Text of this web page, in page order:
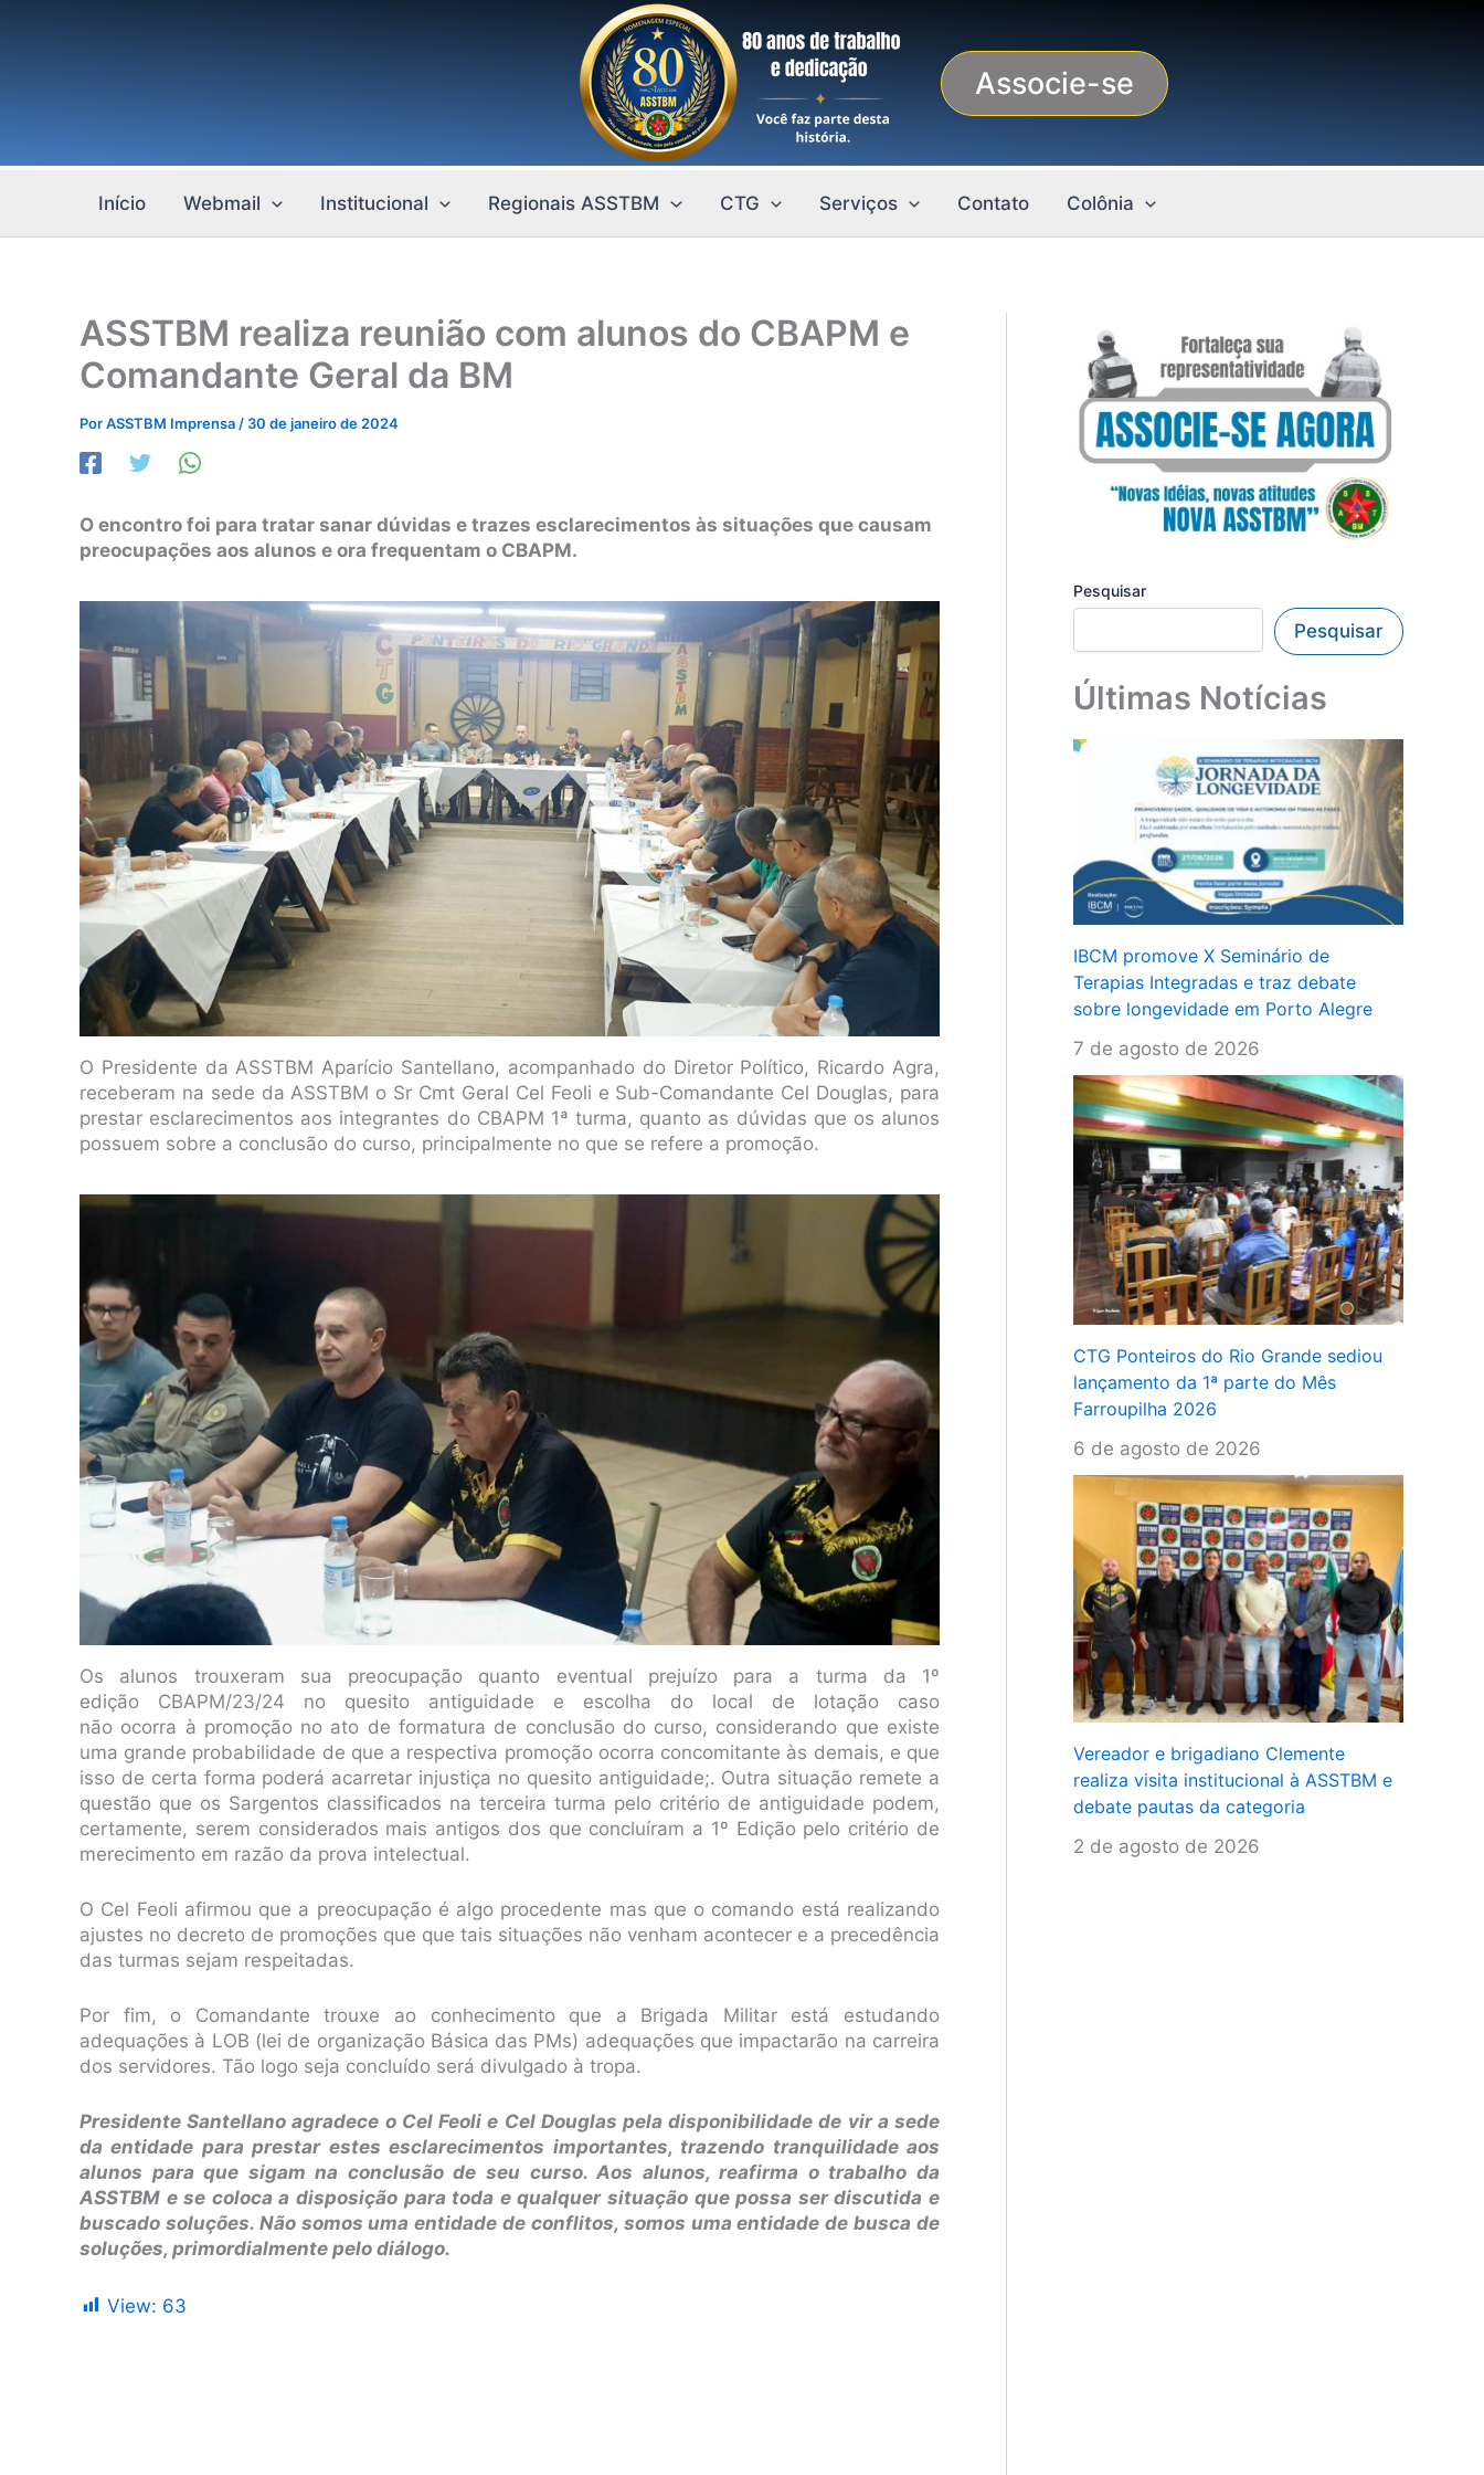
Associe-se
Início Webmail Institucional Regionais ASSTBM CTG Serviços Contato Colônia
ASSTBM realiza reunião com alunos do CBAPM e
Comandante Geral da BM
PorASSTBM Imprensa / 30 de janeiro de 2024
O encontro foi para tratar sanar dúvidas e trazes esclarecimentos às situações que causam
preocupações aos alunos e ora frequentam o CBAPM.
O Presidente da ASSTBM Aparício Santellano, acompanhado do Diretor Político, Ricardo Agra,
receberam na sede da ASSTBM o Sr Cmt Geral Cel Feoli e Sub-Comandante Cel Douglas, para
prestar esclarecimentos aos integrantes do CBAPM 1ª turma, quanto as dúvidas que os alunos
possuem sobre a conclusão do curso, principalmente no que se refere a promoção.
Os alunos trouxeram sua preocupação quanto eventual prejuízo para a turma da 1º
edição CBAPM/23/24 no quesito antiguidade e escolha do local de lotação caso
não ocorra à promoção no ato de formatura de conclusão do curso, considerando que existe
uma grande probabilidade de que a respectiva promoção ocorra concomitante às demais, e que
isso de certa forma poderá acarretar injustiça no quesito antiguidade;. Outra situação remete a
questão que os Sargentos classificados na terceira turma pelo critério de antiguidade podem,
certamente, serem considerados mais antigos dos que concluíram a 1º Edição pelo critério de
merecimento em razão da prova intelectual.
O Cel Feoli afirmou que a preocupação é algo procedente mas que o comando está realizando
ajustes no decreto de promoções que que tais situações não venham acontecer e a precedência
das turmas sejam respeitadas.
Por fim, o Comandante trouxe ao conhecimento que a Brigada Militar está estudando
adequações à LOB (lei de organização Básica das PMs) adequações que impactarão na carreira
dos servidores. Tão logo seja concluído será divulgado à tropa.
Presidente Santellano agradece o Cel Feoli e Cel Douglas pela disponibilidade de vir a sede
da entidade para prestar estes esclarecimentos importantes, trazendo tranquilidade aos
alunos para que sigam na conclusão de seu curso. Aos alunos, reafirma o trabalho da
ASSTBM e se coloca a disposição para toda e qualquer situação que possa ser discutida e
buscado soluções. Não somos uma entidade de conflitos, somos uma entidade de busca de
soluções, primordialmente pelo diálogo.
View: 63
Pesquisar
Pesquisar
Últimas Notícias
IBCM promove X Seminário de
Terapias Integradas e traz debate
sobre longevidade em Porto Alegre
7 de agosto de 2026
CTG Ponteiros do Rio Grande sediou
lançamento da 1ª parte do Mês
Farroupilha 2026
6 de agosto de 2026
Vereador e brigadiano Clemente
realiza visita institucional à ASSTBM e
debate pautas da categoria
2 de agosto de 2026